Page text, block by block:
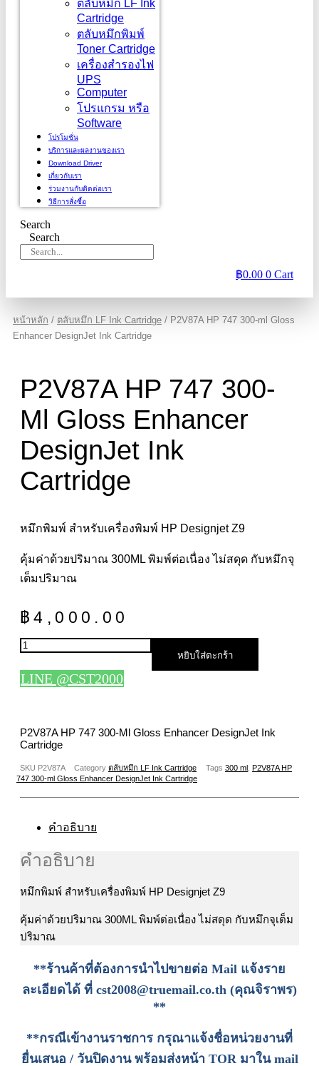
ตลับหมึก LF Ink
Cartridge
ตลับหมึกพิมพ์
Toner Cartridge
เครื่องสำรองไฟ
UPS
Computer
โปรแกรม หรือ
Software
โปรโมชั่น
บริการและผลงานของเรา
Download Driver
เกี่ยวกับเรา
ร่วมงานกับติดต่อเรา
วิธีการสั่งซื้อ
Search
Search
฿0.00 0 Cart
หน้าหลัก / ตลับหมึก LF Ink Cartridge / P2V87A HP 747 300-ml Gloss
Enhancer DesignJet Ink Cartridge
P2V87A HP 747 300-
Ml Gloss Enhancer
DesignJet Ink
Cartridge
หมึกพิมพ์ สำหรับเครื่องพิมพ์ HP Designjet Z9
คุ้มค่าด้วยปริมาณ 300ML พิมพ์ต่อเนื่อง ไม่สดุด กับหมึกจุ
เต็มปริมาณ
฿4,000.00
จำนวน
HP
747
Enhancer
DesignJet
Ink
Cartridge
หยิบใส่ตะกร้า
LINE @CST2000
P2V87A HP 747 300-Ml Gloss Enhancer DesignJet Ink
Cartridge
SKU P2V87A Category ตลับหมึก LF Ink Cartridge Tags 300 ml P2V87A HP
747 300-ml Gloss Enhancer DesignJet Ink Cartridge
คำอธิบาย
คำอธิบาย
หมึกพิมพ์ สำหรับเครื่องพิมพ์ HP Designjet Z9
คุ้มค่าด้วยปริมาณ 300ML พิมพ์ต่อเนื่อง ไม่สดุด กับหมึกจุเต็ม
ปริมาณ
**ร้านค้าที่ต้องการนำไปขายต่อ Mail แจ้งราย
ละเอียดได้ ที่ cst2008@truemail.co.th (คุณจิราพร)
**
**กรณีเข้างานราชการ กรุณาแจ้งชื่อหน่วยงานที่
ยื่นเสนอ / วันปิดงาน พร้อมส่งหน้า TOR มาใน mail